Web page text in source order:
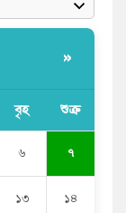
»
বৃহ শুক্র
৬ ৭
১৩ ১৪